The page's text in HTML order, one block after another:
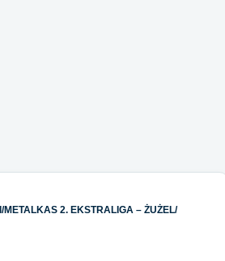
/METALKAS 2. EKSTRALIGA – ŻUŻEL/